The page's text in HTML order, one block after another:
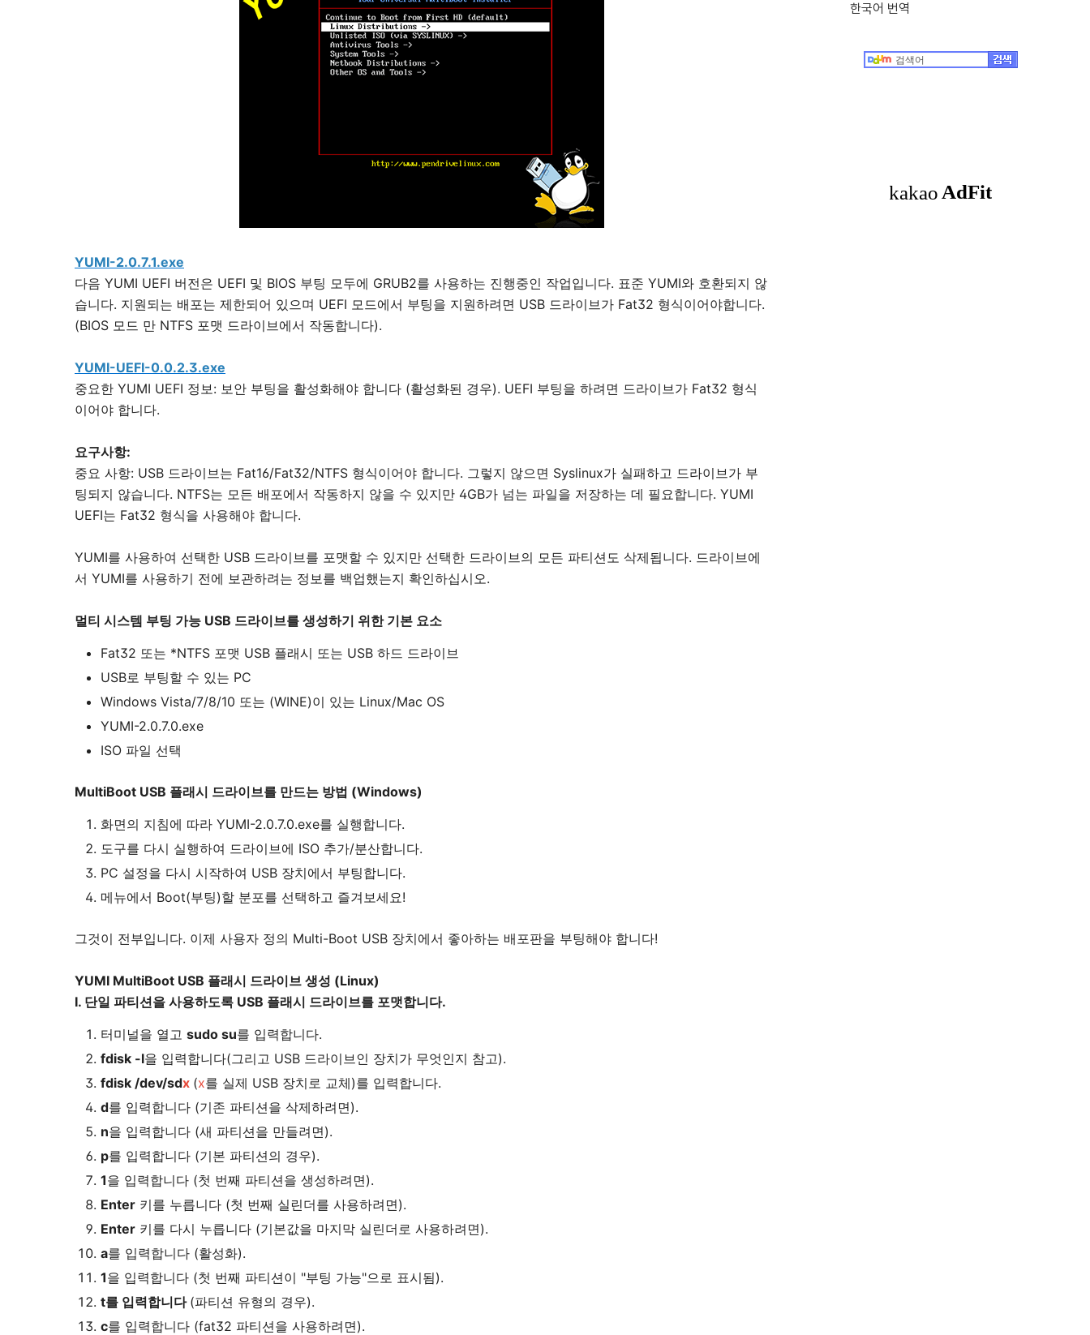
YUMI-2.0.7.1.exe
다음 YUMI UEFI 버전은 UEFI 및 BIOS 부팅 모두에 GRUB2를 사용하는 진행중인 작업입니다. 표준 YUMI와 호환되지 않
습니다. 지원되는 배포는 제한되어 있으며 UEFI 모드에서 부팅을 지원하려면 USB 드라이브가 Fat32 형식이어야합니다.
(BIOS 모드 만 NTFS 포맷 드라이브에서 작동합니다).
YUMI-UEFI-0.0.2.3.exe
중요한 YUMI UEFI 정보: 보안 부팅을 활성화해야 합니다 (활성화된 경우). UEFI 부팅을 하려면 드라이브가 Fat32 형식
이어야 합니다.
요구사항:
중요 사항: USB 드라이브는 Fat16/Fat32/NTFS 형식이어야 합니다. 그렇지 않으면 Syslinux가 실패하고 드라이브가 부
팅되지 않습니다. NTFS는 모든 배포에서 작동하지 않을 수 있지만 4GB가 넘는 파일을 저장하는 데 필요합니다. YUMI
UEFI는 Fat32 형식을 사용해야 합니다.
YUMI를 사용하여 선택한 USB 드라이브를 포맷할 수 있지만 선택한 드라이브의 모든 파티션도 삭제됩니다. 드라이브에
서 YUMI를 사용하기 전에 보관하려는 정보를 백업했는지 확인하십시오.
멀티 시스템 부팅 가능 USB 드라이브를 생성하기 위한 기본 요소
Fat32 또는 *NTFS 포맷 USB 플래시 또는 USB 하드 드라이브
USB로 부팅할 수 있는 PC
Windows Vista/7/8/10 또는 (WINE)이 있는 Linux/Mac OS
YUMI-2.0.7.0.exe
ISO 파일 선택
MultiBoot USB 플래시 드라이브를 만드는 방법 (Windows)
화면의 지침에 따라 YUMI-2.0.7.0.exe를 실행합니다.
도구를 다시 실행하여 드라이브에 ISO 추가/분산합니다.
PC 설정을 다시 시작하여 USB 장치에서 부팅합니다.
메뉴에서 Boot(부팅)할 분포를 선택하고 즐겨보세요!
그것이 전부입니다. 이제 사용자 정의 Multi-Boot USB 장치에서 좋아하는 배포판을 부팅해야 합니다!
YUMI MultiBoot USB 플래시 드라이브 생성 (Linux)
I. 단일 파티션을 사용하도록 USB 플래시 드라이브를 포맷합니다.
터미널을 열고 sudo su를 입력합니다.
fdisk -l을 입력합니다(그리고 USB 드라이브인 장치가 무엇인지 참고).
fdisk /dev/sdx (x를 실제 USB 장치로 교체)를 입력합니다.
d를 입력합니다 (기존 파티션을 삭제하려면).
n을 입력합니다 (새 파티션을 만들려면).
p를 입력합니다 (기본 파티션의 경우).
1을 입력합니다 (첫 번째 파티션을 생성하려면).
Enter 키를 누릅니다 (첫 번째 실린더를 사용하려면).
Enter 키를 다시 누릅니다 (기본값을 마지막 실린더로 사용하려면).
a를 입력합니다 (활성화).
1을 입력합니다 (첫 번째 파티션이 "부팅 가능"으로 표시됨).
t를 입력합니다 (파티션 유형의 경우).
c를 입력합니다 (fat32 파티션을 사용하려면).
한국어 번역